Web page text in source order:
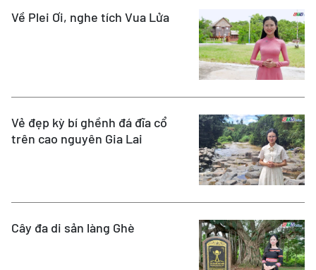
Về Plei Ơi, nghe tích Vua Lửa
Vẻ đẹp kỳ bí ghềnh đá đĩa cổ
trên cao nguyên Gia Lai
Cây đa di sản làng Ghè